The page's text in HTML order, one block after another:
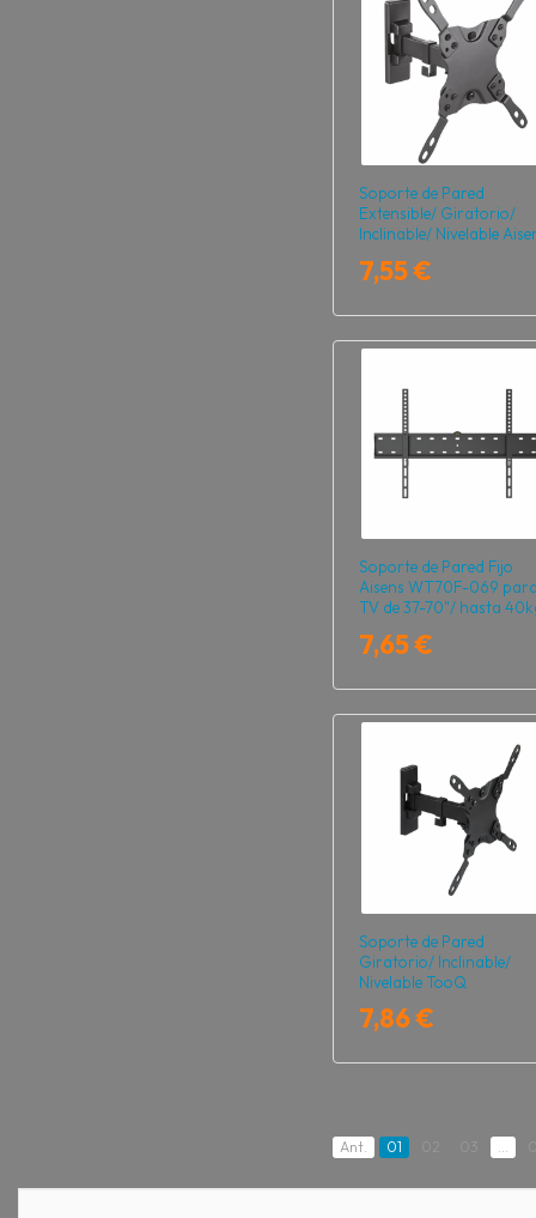
Soporte de Pared
Extensible/ Giratorio/
Inclinable/ Nivelable
de 13-42"/ hasta 20kg
7,55 €
Soporte de Pared Fijo
Aisens WT70F-069
TV de 37-70"/ hasta
7,65 €
Soporte de Pared
Giratorio/ Inclinable/
Nivelable TooQ
13-42"/ hasta 20kg
7,86 €
Ant. 01 03 ...